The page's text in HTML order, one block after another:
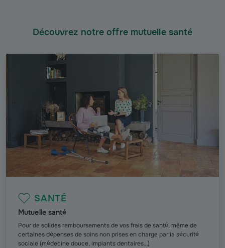
Découvrez notre offre mutuelle santé
SANTÉ
Mutuelle santé
Pour de solides remboursements de vos frais de santé, même de
certaines dépenses de soins non prises en charge par la sécurité
sociale (médecine douce, implants dentaires…)